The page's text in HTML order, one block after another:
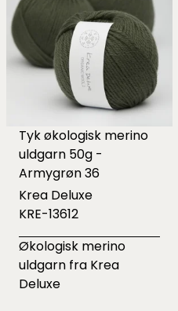
Tyk økologisk merino
uldgarn 50g -
Armygrøn 36
Krea Deluxe
KRE-13612
Økologisk merino
uldgarn fra Krea
Deluxe